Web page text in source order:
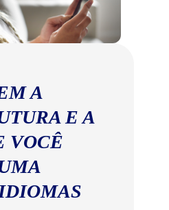
A
E A
VOCÊ